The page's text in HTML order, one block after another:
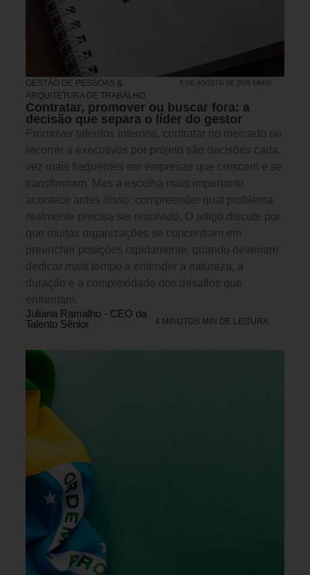
GESTÃO DE PESSOAS &
ARQUITETURA DE TRABALHO
5 DE AGOSTO DE 2026 14H00
Contratar, promover ou buscar fora: a
decisão que separa o líder do gestor
Promover talentos internos, contratar no mercado ou
recorrer a executivos por projeto são decisões cada
vez mais frequentes em empresas que crescem e se
transformam. Mas a escolha mais importante
acontece antes disso: compreender qual problema
realmente precisa ser resolvido. O artigo discute por
que muitas organizações se concentram em
preencher posições rapidamente, quando deveriam
dedicar mais tempo a entender a natureza, a
duração e a complexidade dos desafios que
enfrentam.
Juliana Ramalho - CEO da
Talento Sênior
4 MINUTOS MIN DE LEITURA